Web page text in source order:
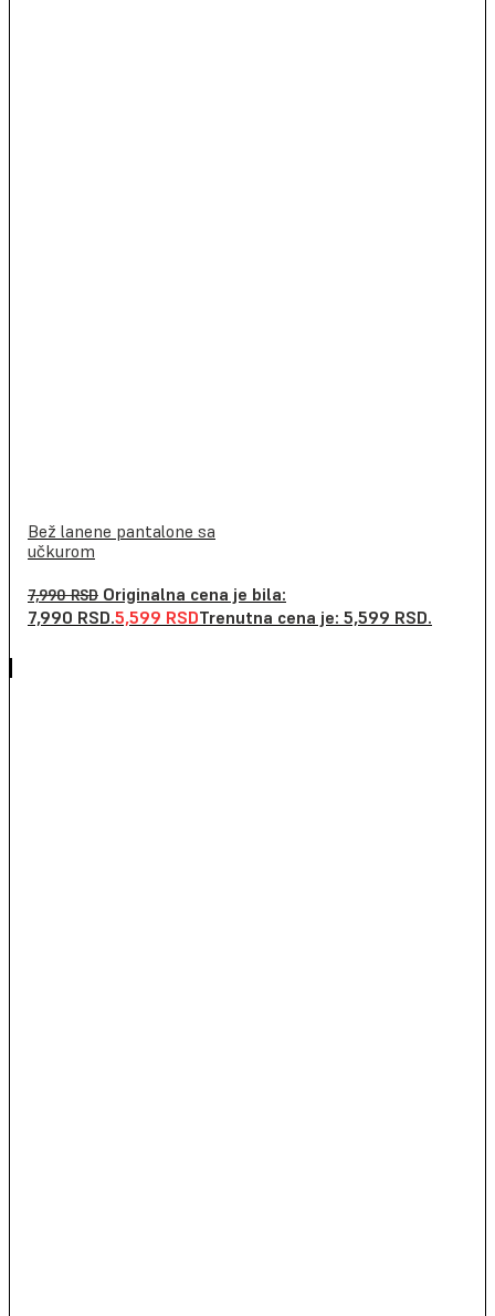
Bež lanene pantalone sa
učkurom
7,990RSD Originalna cena je bila:
7,990 RSD.5,599 RSDTrenutna cena je: 5,599 RSD.